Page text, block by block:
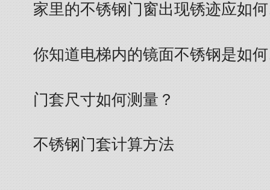
家里的不锈钢门窗出现锈迹应如
你知道电梯内的镜面不锈钢是如
门套尺寸如何测量？
不锈钢门套计算方法